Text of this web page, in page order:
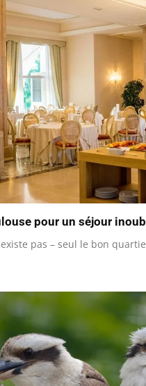
pour un séjour
pas – seul le bon